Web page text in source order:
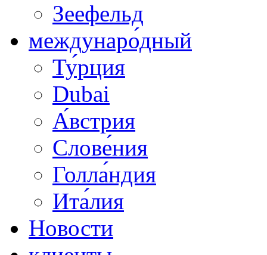
Зеефельд
междунаро́дный
Ту́рция
Dubai
А́встрия
Слове́ния
Голла́ндия
Ита́лия
Новости